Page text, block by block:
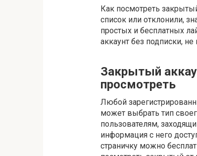
Как посмотреть
список или отклонили,
простых и бесплатных
аккаунт без подписки,
Закрытый
просмотреть
Любой
может выбрать тип
пользователям,
информация с него
страничку можно